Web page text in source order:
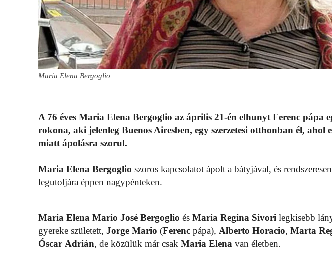
Maria Elena Bergoglio
A 76 éves Maria Elena Bergoglio az április 21-én elhunyt Ferenc pápa
rokona, aki jelenleg Buenos Airesben, egy szerzetesi otthonban él, ahol
miatt ápolásra szorul.
Maria Elena Bergoglio szoros kapcsolatot ápolt a bátyjával, és
legutoljára éppen nagypénteken.
Maria Elena Mario José Bergoglio és Maria Regina Sivori legkisebb
gyereke született, Jorge Mario (Ferenc pápa), Alberto Horacio, Marta
Óscar Adrián, de közülük már csak Maria Elena van életben.